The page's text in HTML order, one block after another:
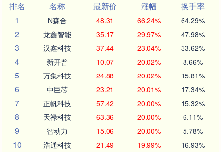
排名
名称 最新价 涨幅
换手率
1
N森合 48.31 66.24% 64.29%
2 龙鑫智能 35.17 29.97% 47.98%
3 汉鑫科技 37.44 23.04% 33.62%
4 新开普 10.07 20.02% 8.66%
5 万集科技 24.88 20.02% 15.81%
6 中巨芯 23.21 20.01% 17.34%
7 正帆科技 57.42 20.00% 15.32%
8 天禄科技 63.36 20.00% 6.11%
9 智动力 15.06 20.00% 5.78%
10 浩通科技 21.49 19.99% 16.93%